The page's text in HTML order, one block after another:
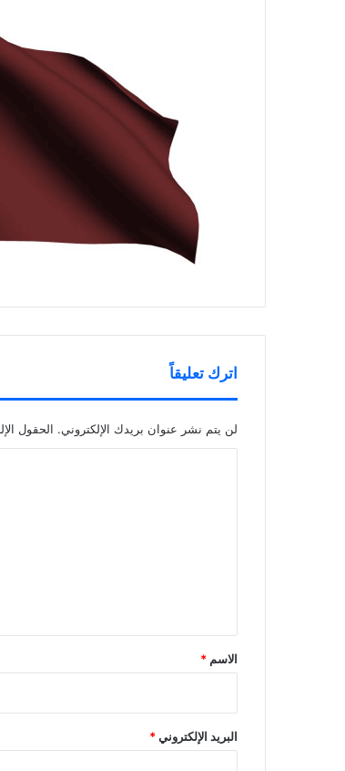
اترك تعليقاً
لن يتم نشر عنوان بريدك الإلكتروني. الحقول
*
الاسم *
البريد الإلكتروني*